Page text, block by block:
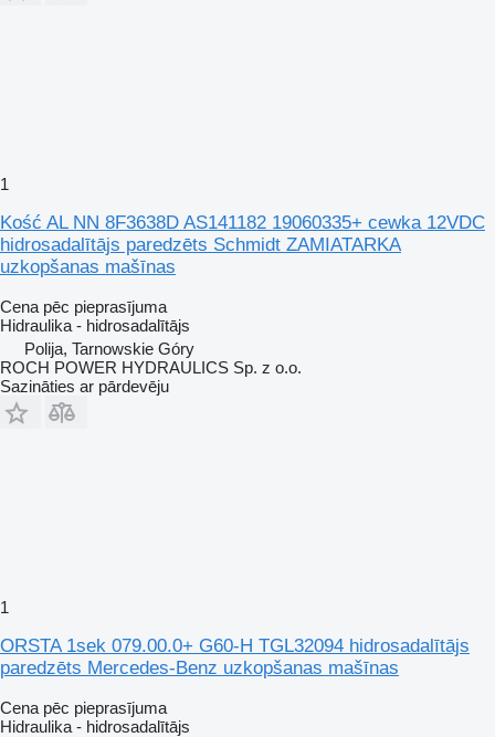
1
Kość AL NN 8F3638D AS141182 19060335+ cewka 12VDC
hidrosadalītājs paredzēts Schmidt ZAMIATARKA
uzkopšanas mašīnas
Cena pēc pieprasījuma
Hidraulika - hidrosadalītājs
Polija, Tarnowskie Góry
ROCH POWER HYDRAULICS Sp. z o.o.
Sazināties ar pārdevēju
1
ORSTA 1sek 079.00.0+ G60-H TGL32094 hidrosadalītājs
paredzēts Mercedes-Benz uzkopšanas mašīnas
Cena pēc pieprasījuma
Hidraulika - hidrosadalītājs